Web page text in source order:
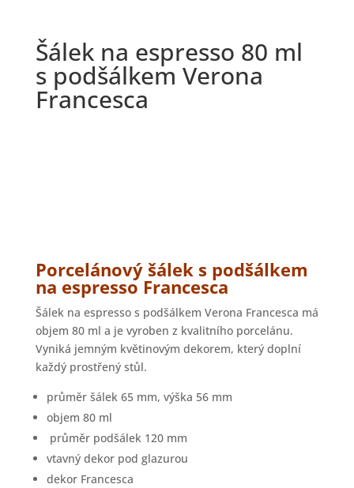
Šálek na espresso 80 ml
s podšálkem Verona
Francesca
Porcelánový šálek s podšálkem
na espresso Francesca
Šálek na espresso s podšálkem Verona Francesca má
objem 80 ml a je vyroben z kvalitního porcelánu.
Vyniká jemným květinovým dekorem, který doplní
každý prostřený stůl.
průměr šálek 65 mm, výška 56 mm
objem 80 ml
průměr podšálek 120 mm
vtavný dekor pod glazurou
dekor Francesca